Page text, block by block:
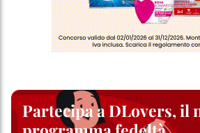
Partecipa a DLovers, il